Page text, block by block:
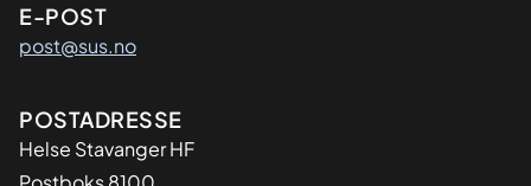
E-POST
post@sus.no
Adresse
POSTADRESSE
Helse Stavanger HF